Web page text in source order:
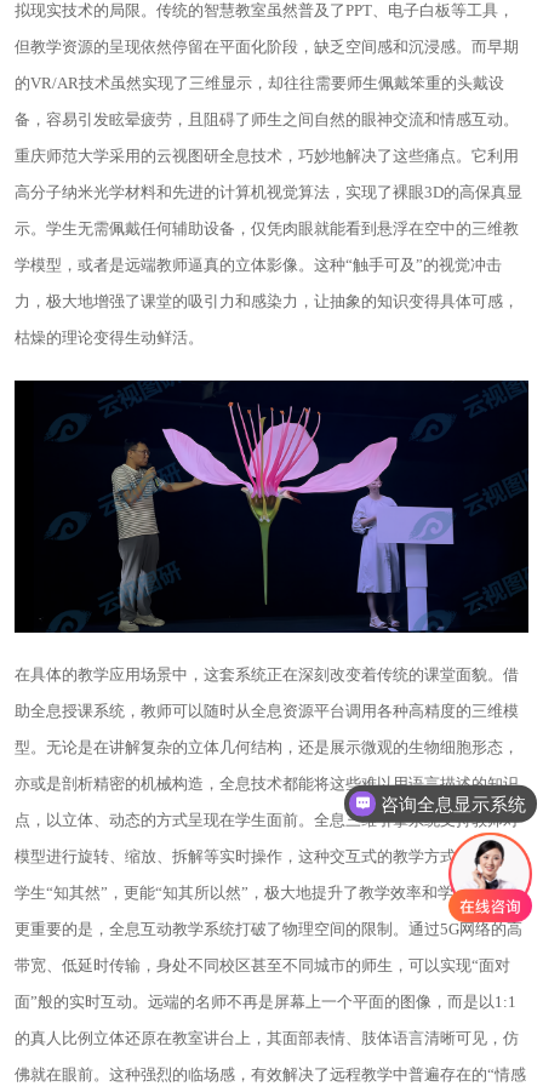
拟现实技术的局限。传统的智慧教室虽然普及了PPT、电子白板等工具，
但教学资源的呈现依然停留在平面化阶段，缺乏空间感和沉浸感。而早期
的VR/AR技术虽然实现了三维显示，却往往需要师生佩戴笨重的头戴设
备，容易引发眩晕疲劳，且阻碍了师生之间自然的眼神交流和情感互动。
重庆师范大学采用的云视图研全息技术，巧妙地解决了这些痛点。它利用
高分子纳米光学材料和先进的计算机视觉算法，实现了裸眼3D的高保真显
示。学生无需佩戴任何辅助设备，仅凭肉眼就能看到悬浮在空中的三维教
学模型，或者是远端教师逼真的立体影像。这种“触手可及”的视觉冲击
力，极大地增强了课堂的吸引力和感染力，让抽象的知识变得具体可感，
枯燥的理论变得生动鲜活。
在具体的教学应用场景中，这套系统正在深刻改变着传统的课堂面貌。借
助全息授课系统，教师可以随时从全息资源平台调用各种高精度的三维模
型。无论是在讲解复杂的立体几何结构，还是展示微观的生物细胞形态，
亦或是剖析精密的机械构造，全息技术都能将这些难以用语言描述的知识
点，以立体、动态的方式呈现在学生面前。全息三维引擎系统支持教师对
模型进行旋转、缩放、拆解等实时操作，这种交互式的教学方式，不仅让
学生“知其然”，更能“知其所以然”，极大地提升了教学效率和学习深度。
更重要的是，全息互动教学系统打破了物理空间的限制。通过5G网络的高
带宽、低延时传输，身处不同校区甚至不同城市的师生，可以实现“面对
面”般的实时互动。远端的名师不再是屏幕上一个平面的图像，而是以1:1
的真人比例立体还原在教室讲台上，其面部表情、肢体语言清晰可见，仿
佛就在眼前。这种强烈的临场感，有效解决了远程教学中普遍存在的“情感
咨询全息显示系统